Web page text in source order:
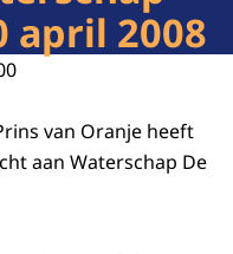
april 2008
van Oranje heeft
aan Waterschap De